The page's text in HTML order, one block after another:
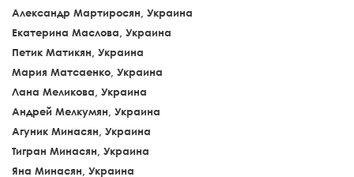
Александр Мартиросян, Украина
Екатерина Маслова, Украина
Петик Матикян, Украина
Мария Матсаенко, Украина
Лана Меликова, Украина
Андрей Мелкумян, Украина
Агуник Минасян, Украина
Тигран Минасян, Украина
Яна Минасян, Украина